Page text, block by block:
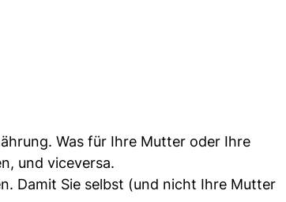
Was für Ihre Mutter oder Ihre
und viceversa.
Damit Sie selbst (und nicht Ihre Mutter